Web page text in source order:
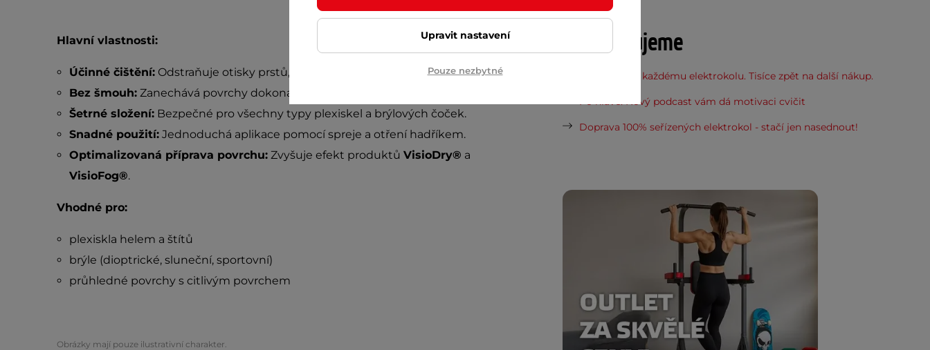
Hlavní vlastnosti:
Účinné čištění:Odstraňuje otisky prstů, prach a mastnotu.
Bez šmouh:Zanechává povrchy dokonale čisté a průhledné.
Šetrné složení:Bezpečné pro všechny typy plexiskel a brýlových čoček.
Snadné použití:Jednoduchá aplikace pomocí spreje a otření hadříkem.
Optimalizovaná příprava povrchu:Zvyšuje efekt produktů VisioDry® a
VisioFog®.
Vhodné pro:
plexiskla helem a štítů
brýle (dioptrické, sluneční, sportovní)
průhledné povrchy s citlivým povrchem
Obrázky mají pouze ilustrativní charakter.
Doporučujeme
Cashback ke každému elektrokolu. Tisíce zpět na další nákup.
Po hlavě: Nový podcast vám dá motivaci cvičit
Doprava 100% seřízených elektrokol - stačí jen nasednout!
Upravit nastavení
Pouze nezbytné